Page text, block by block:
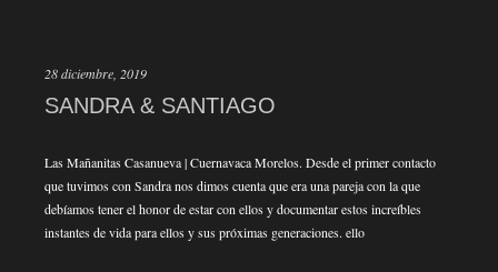
28 diciembre, 2019
SANDRA & SANTIAGO
Las Mañanitas Casanueva | Cuernavaca Morelos. Desde el primer contacto
que tuvimos con Sandra nos dimos cuenta que era una pareja con la que
debíamos tener el honor de estar con ellos y documentar estos increíbles
instantes de vida para ellos y sus próximas generaciones. ello